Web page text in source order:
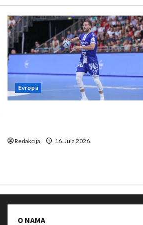
Evropa
Redakcija 16. Jula 2026.
O NAMA